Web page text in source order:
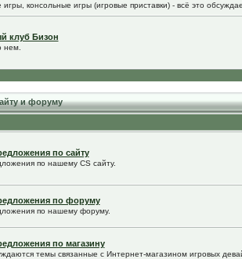
консольные игры (игровые приставки) - всё это
клуб Бизон
нем.
и форуму
по сайту
по нашему CS сайту.
по форуму
по нашему форуму.
по магазину
темы связанные с Интернет-магазином игровых